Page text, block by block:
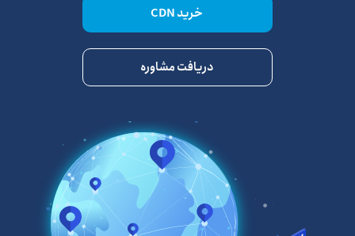
خرید CDN
دریافت مشاوره